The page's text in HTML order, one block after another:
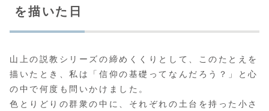
を描いた日
山上の説教シリーズの締めくくりとして、このたとえを
描いたとき、私は「信仰の基礎ってなんだろう？」と心
の中で何度も問いかけました。
色とりどりの群衆の中に、それぞれの土台を持った小さ